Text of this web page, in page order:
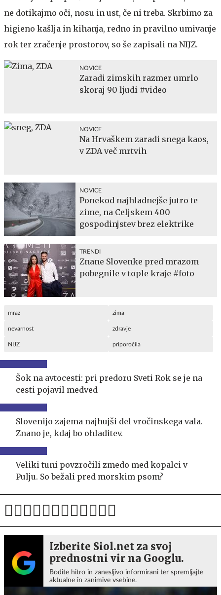
ne dotikajmo oči, nosu in ust, če ni treba. Skrbimo za
higieno kašlja in kihanja, redno in pravilno umivanje
rok ter zračenje prostorov, so še zapisali na NIJZ.
NOVICE
Zaradi zimskih razmer umrlo
skoraj 90 ljudi #video
NOVICE
Na Hrvaškem zaradi snega kaos,
v ZDA več mrtvih
NOVICE
Ponekod najhladnejše jutro te
zime, na Celjskem 400
gospodinjstev brez elektrike
TRENDI
Znane Slovenke pred mrazom
pobegnile v tople kraje #foto
mraz zima
nevarnost zdravje
NIJZ priporočila
Šok na avtocesti: pri predoru Sveti Rok se je na
cesti pojavil medved
Slovenijo zajema najhujši del vročinskega vala.
Znano je, kdaj bo ohladitev.
Veliki tuni povzročili zmedo med kopalci v
Pulju. So bežali pred morskim psom?
Izberite Siol.net za svoj
prednostni vir na Googlu.
Bodite hitro in zanesljivo informirani ter spremljajte
aktualne in zanimive vsebine.